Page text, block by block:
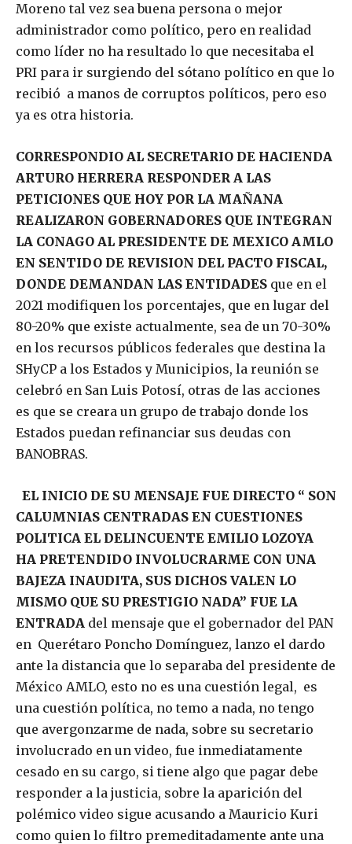
Moreno tal vez sea buena persona o mejor
administrador como político, pero en realidad
como líder no ha resultado lo que necesitaba el
PRI para ir surgiendo del sótano político en que lo
recibió a manos de corruptos políticos, pero eso
ya es otra historia.
CORRESPONDIO AL SECRETARIO DE HACIENDA
ARTURO HERRERA RESPONDER A LAS
PETICIONES QUE HOY POR LA MAÑANA
REALIZARON GOBERNADORES QUE INTEGRAN
LA CONAGO AL PRESIDENTE DE MEXICO AMLO
EN SENTIDO DE REVISION DEL PACTO FISCAL,
DONDE DEMANDAN LAS ENTIDADES que en el
2021 modifiquen los porcentajes, que en lugar del
80-20% que existe actualmente, sea de un 70-30%
en los recursos públicos federales que destina la
SHyCP a los Estados y Municipios, la reunión se
celebró en San Luis Potosí, otras de las acciones
es que se creara un grupo de trabajo donde los
Estados puedan refinanciar sus deudas con
BANOBRAS.
EL INICIO DE SU MENSAJE FUE DIRECTO “ SON
CALUMNIAS CENTRADAS EN CUESTIONES
POLITICA EL DELINCUENTE EMILIO LOZOYA
HA PRETENDIDO INVOLUCRARME CON UNA
BAJEZA INAUDITA, SUS DICHOS VALEN LO
MISMO QUE SU PRESTIGIO NADA” FUE LA
ENTRADA del mensaje que el gobernador del PAN
en Querétaro Poncho Domínguez, lanzo el dardo
ante la distancia que lo separaba del presidente de
México AMLO, esto no es una cuestión legal, es
una cuestión política, no temo a nada, no tengo
que avergonzarme de nada, sobre su secretario
involucrado en un video, fue inmediatamente
cesado en su cargo, si tiene algo que pagar debe
responder a la justicia, sobre la aparición del
polémico video sigue acusando a Mauricio Kuri
como quien lo filtro premeditadamente ante una